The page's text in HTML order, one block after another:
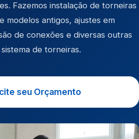
Fazemos instalação de torneiras
modelos antigos, ajustes em
de conexões e diversas outras
de torneiras.
seu Orçamento